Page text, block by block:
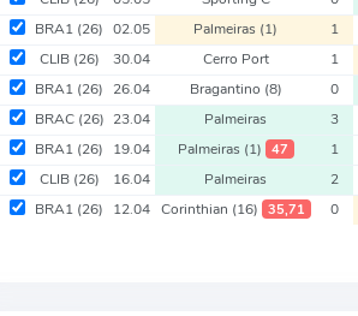
BRA1 (26) 02.05 Palmeiras (1) 1
CLIB (26) 30.04 Cerro Port 1
BRA1 (26) 26.04 Bragantino (8) 0
BRAC (26) 23.04 Palmeiras 3
BRA1 (26) 19.04 Palmeiras (1) 47 1
CLIB (26) 16.04 Palmeiras 2
BRA1 (26) 12.04 Corinthian (16) 35,71 0